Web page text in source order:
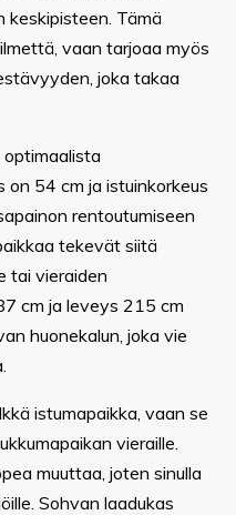
keskipisteen. Tämä
vaan tarjoaa myös
joka takaa
54 cm ja istuinkorkeus
rentoutumiseen
tekevät siitä
tai vieraiden
cm ja leveys 215 cm
huonekalun, joka vie
istumapaikka, vaan se
vieraille.
muuttaa, joten sinulla
Sohvan laadukas